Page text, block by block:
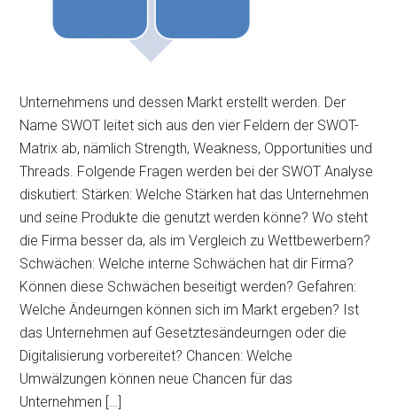
Unternehmens und dessen Markt erstellt werden. Der
Name SWOT leitet sich aus den vier Feldern der SWOT-
Matrix ab, nämlich Strength, Weakness, Opportunities und
Threads. Folgende Fragen werden bei der SWOT Analyse
diskutiert: Stärken: Welche Stärken hat das Unternehmen
und seine Produkte die genutzt werden könne? Wo steht
die Firma besser da, als im Vergleich zu Wettbewerbern?
Schwächen: Welche interne Schwächen hat dir Firma?
Können diese Schwächen beseitigt werden? Gefahren:
Welche Ändeurngen können sich im Markt ergeben? Ist
das Unternehmen auf Gesetztesändeurngen oder die
Digitalisierung vorbereitet? Chancen: Welche
Umwälzungen können neue Chancen für das
Unternehmen […]